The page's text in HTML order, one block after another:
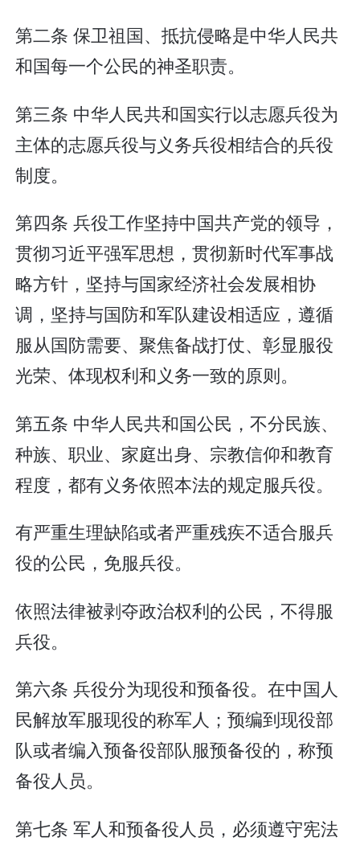
第二条 保卫祖国、抵抗侵略是中华人民共
和国每一个公民的神圣职责。
第三条 中华人民共和国实行以志愿兵役为
主体的志愿兵役与义务兵役相结合的兵役
制度。
第四条 兵役工作坚持中国共产党的领导，
贯彻习近平强军思想，贯彻新时代军事战
略方针，坚持与国家经济社会发展相协
调，坚持与国防和军队建设相适应，遵循
服从国防需要、聚焦备战打仗、彰显服役
光荣、体现权利和义务一致的原则。
第五条 中华人民共和国公民，不分民族、
种族、职业、家庭出身、宗教信仰和教育
程度，都有义务依照本法的规定服兵役。
有严重生理缺陷或者严重残疾不适合服兵
役的公民，免服兵役。
依照法律被剥夺政治权利的公民，不得服
兵役。
第六条 兵役分为现役和预备役。在中国人
民解放军服现役的称军人；预编到现役部
队或者编入预备役部队服预备役的，称预
备役人员。
第七条 军人和预备役人员，必须遵守宪法